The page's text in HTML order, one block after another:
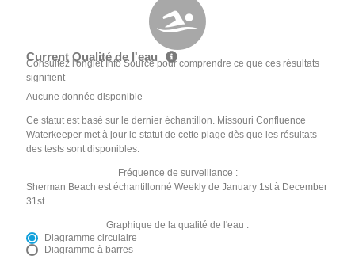
Current Qualité de l'eau
Consultez l'onglet Info Source pour comprendre ce que ces résultats
signifient
Aucune donnée disponible
Ce statut est basé sur le dernier échantillon. Missouri Confluence
Waterkeeper met à jour le statut de cette plage dès que les résultats
des tests sont disponibles.
Fréquence de surveillance :
Sherman Beach est échantillonné Weekly de January 1st à December
31st.
Graphique de la qualité de l'eau :
Diagramme circulaire
Diagramme à barres